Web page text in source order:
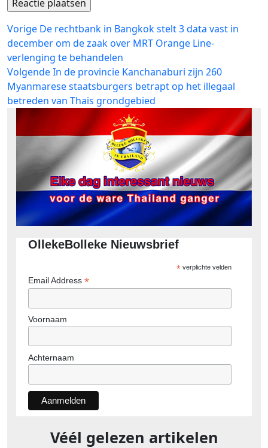
Bericht
navigatie
Vorige Vorig
bericht:
De rechtbank in Bangkok stelt 3 data vast in
december om de zaak over MRT Orange Line-
verlenging te behandelen
VolgendeVolgend
bericht:
In de provincie Kanchanaburi zijn 260
Myanmarese staatsburgers betrapt op het illegaal
betreden van Thais grondgebied
OllekeBolleke Nieuwsbrief
*verplichte velden
Email Address *
Voornaam
Achternaam
Véél gelezen artikelen